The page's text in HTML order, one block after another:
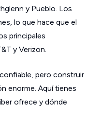
y Pueblo. Los
lo que hace que el
principales
y Verizon.
pero construir
enorme. Aquí tienes
ofrece y dónde